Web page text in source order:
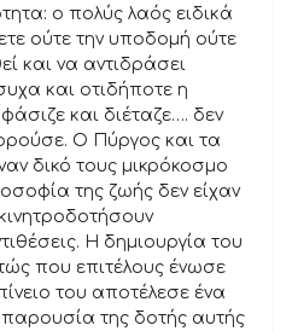
ο πολύς λαός ειδικά
ούτε την υποδομή ούτε
και να αντιδράσει
και οτιδήποτε η
και διέταζε…. δεν
Ο Πύργος και τα
δικό τους μικρόκοσμο
της ζωής δεν είχαν
Η δημιουργία του
που επιτέλους ένωσε
του αποτέλεσε ένα
της δοτής αυτής